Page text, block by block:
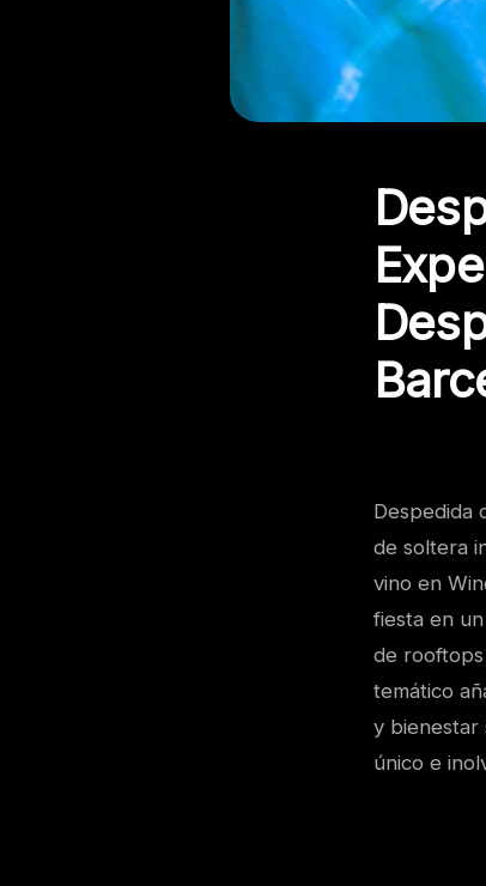
Despedida
de soltera
vino en
fiesta en
de
temático
y bienestar
único e